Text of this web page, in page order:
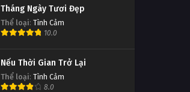
Tháng Ngày Tươi Đẹp
Thể loại: Tình Cảm
10.0
Nếu Thời Gian Trở Lại
Thể loại: Tình Cảm
8.0